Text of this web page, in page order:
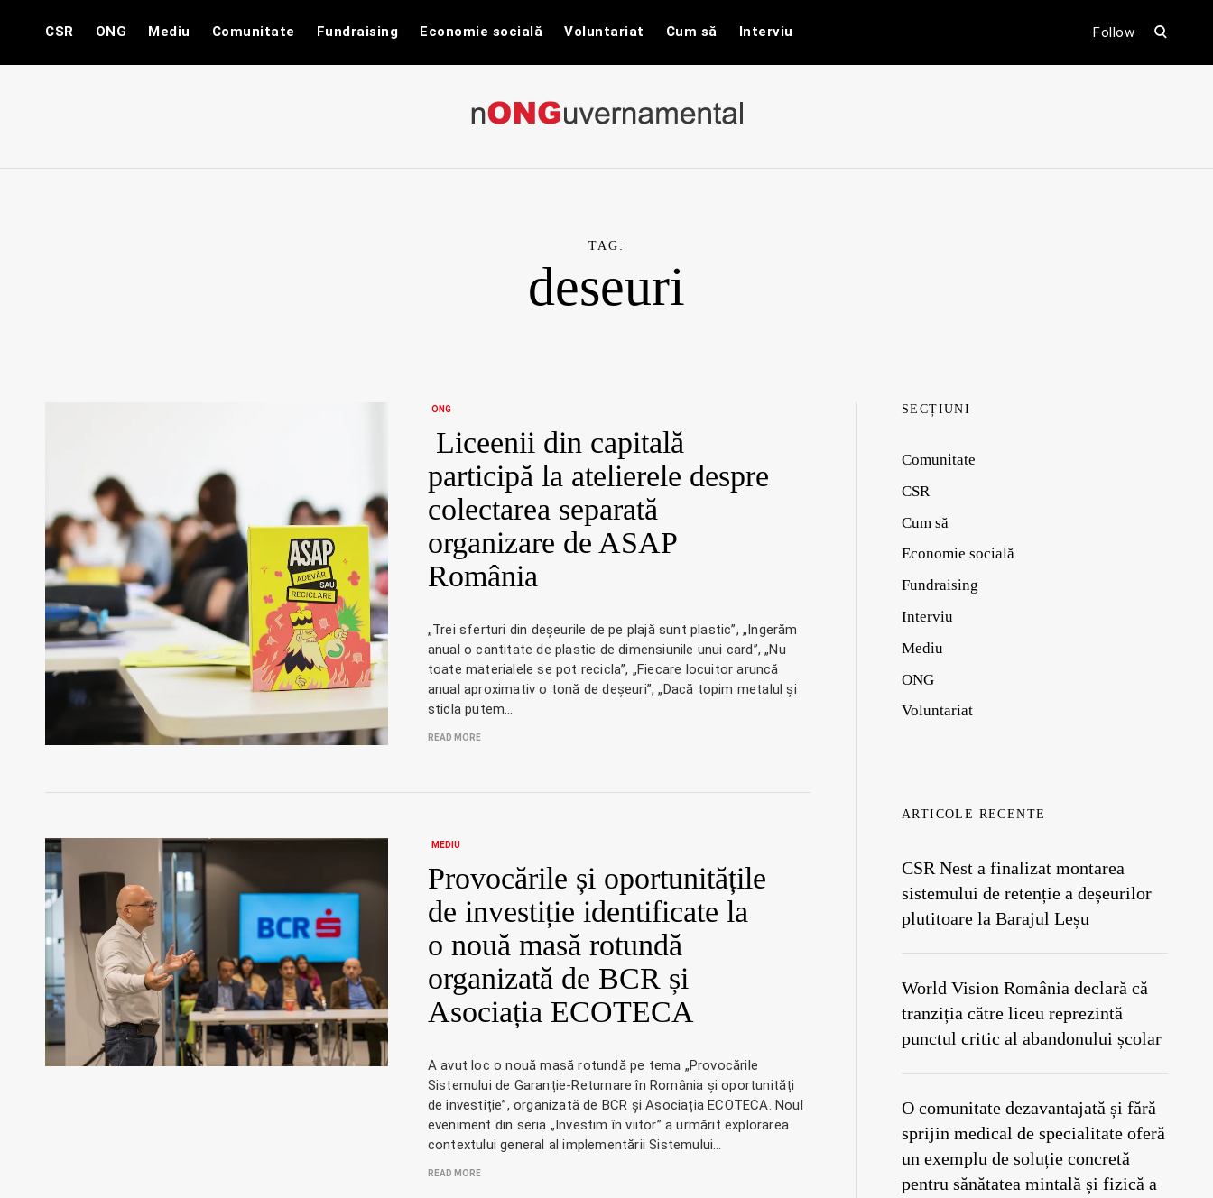
CSR ONG Mediu Comunitate Fundraising Economie socială Voluntariat Cum să Interviu Follow
open
form
nONGuvernamental
TAG:
deseuri
ONG
Liceenii din capitală
participă la atelierele despre
colectarea separată
organizare de ASAP
România
„Trei sferturi din deșeurile de pe plajă sunt plastic”, „Ingerăm
anual o cantitate de plastic de dimensiunile unui card”, „Nu
toate materialele se pot recicla”, „Fiecare locuitor aruncă
anual aproximativ o tonă de deșeuri”, „Dacă topim metalul și
sticla putem…
READ MORE
MEDIU
Provocările și oportunitățile
de investiție identificate la
o nouă masă rotundă
organizată de BCR și
Asociația ECOTECA
A avut loc o nouă masă rotundă pe tema „Provocările
Sistemului de Garanție-Returnare în România și oportunități
de investiție”, organizată de BCR și Asociația ECOTECA. Noul
eveniment din seria „Investim în viitor” a urmărit explorarea
contextului general al implementării Sistemului…
READ MORE
SECȚIUNI
Comunitate
CSR
Cum să
Economie socială
Fundraising
Interviu
Mediu
ONG
Voluntariat
ARTICOLE RECENTE
CSR Nest a finalizat montarea
sistemului de retenție a deșeurilor
plutitoare la Barajul Leșu
World Vision România declară că
tranziția către liceu reprezintă
punctul critic al abandonului școlar
O comunitate dezavantajată și fără
sprijin medical de specialitate oferă
un exemplu de soluție concretă
pentru sănătatea mintală și fizică a